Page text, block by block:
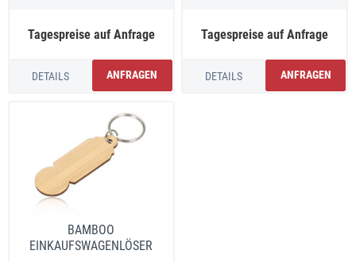
Tagespreise auf Anfrage
DETAILS ANFRAGEN
Tagespreise auf Anfrage
DETAILS ANFRAGEN
BAMBOO
EINKAUFSWAGENLÖSER